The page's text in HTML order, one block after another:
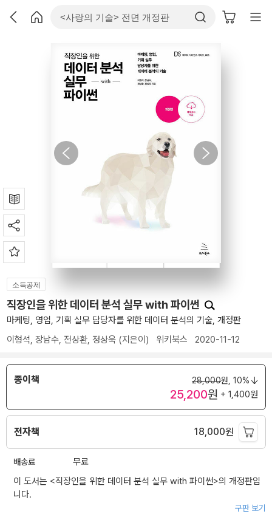
소득공제
직장인을 위한 데이터 분석 실무 with 파이썬
마케팅, 영업, 기획 실무 담당자를 위한 데이터 분석의 기술, 개정판
이형석, 장남수, 전상환, 정상욱 (지은이) 위키북스 2020-11-12
종이책 28,000원, 10%
25,200원 + 1,400원
전자책 18,000원
배송료
무료
이 도서는 <직장인을 위한 데이터 분석 실무 with 파이썬>의 개정판입
니다.
구판 보기